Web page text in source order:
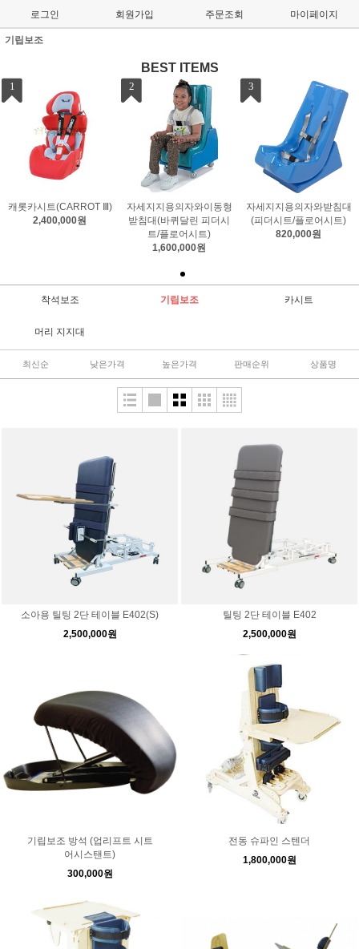
로그인 회원가입 주문조회 마이페이지
기립보조
BEST ITEMS
1
캐롯카시트(CARROT Ⅲ)
2,400,000원
2
자세지지용의자와이동형
받침대(바퀴달린 피더시
트/플로어시트)
1,600,000원
3
자세지지용의자와받침대
(피더시트/플로어시트)
820,000원
착석보조 기립보조 카시트
머리 지지대
최신순 낮은가격 높은가격 판매순위 상품명
소아용 틸팅 2단 테이블 E402(S)
2,500,000원
틸팅 2단 테이블 E402
2,500,000원
기립보조 방석 (업리프트 시트
어시스탠트)
300,000원
전동 슈파인 스텐더
1,800,000원